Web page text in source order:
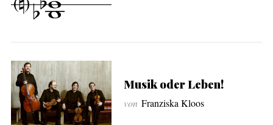
Musik oder Leben!
von Franziska Kloos